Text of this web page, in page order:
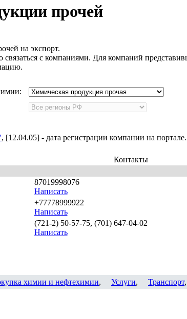
прочей
на экспорт.
с компаниями. Для компаний
, [12.04.05] - дата регистрации компании на портале.
Контакты
87019998076
Написать
+77778999922
Написать
(721-2) 50-57-75, (701) 647-04-02
Написать
химии и нефтехимии, Услуги, Транспорт